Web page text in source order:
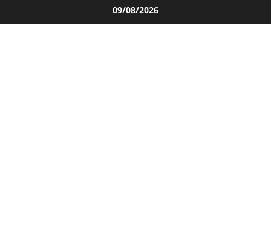
al
09/08/2026